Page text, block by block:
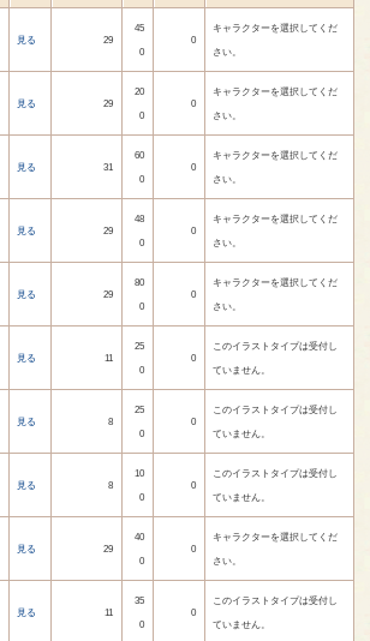
見る 29
45
0
0
キャラクターを選択してくだ
さい。
見る 29
20
0
0
キャラクターを選択してくだ
さい。
見る 31
60
0
0
キャラクターを選択してくだ
さい。
見る 29
48
0
0
キャラクターを選択してくだ
さい。
見る 29
80
0
0
キャラクターを選択してくだ
さい。
見る 11
25
0
0
このイラストタイプは受付し
ていません。
見る 8
25
0
0
このイラストタイプは受付し
ていません。
見る 8
10
0
0
このイラストタイプは受付し
ていません。
見る 29
40
0
0
キャラクターを選択してくだ
さい。
見る 11
35
0
0
このイラストタイプは受付し
ていません。